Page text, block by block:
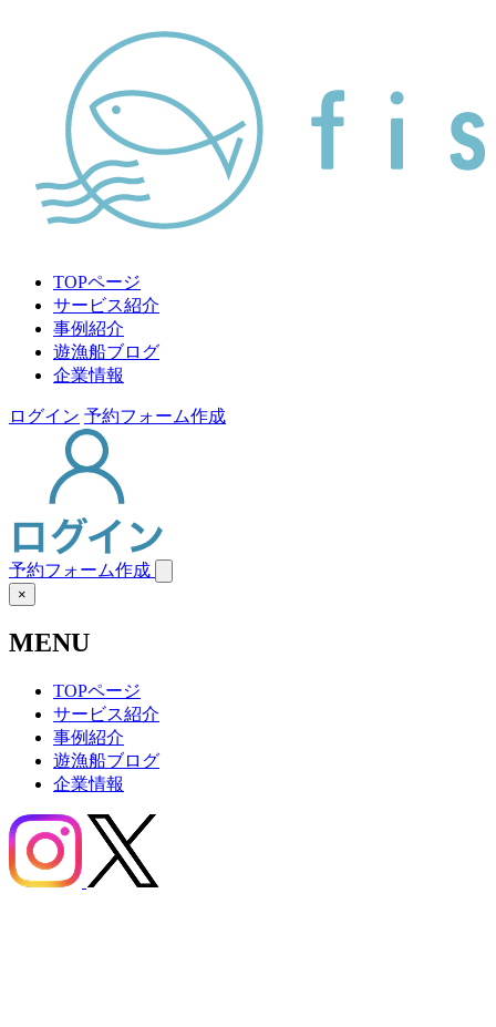
TOPページ
サービス紹介
事例紹介
遊漁船ブログ
企業情報
ログイン 予約フォーム作成
予約フォーム作成
×
MENU
TOPページ
サービス紹介
事例紹介
遊漁船ブログ
企業情報